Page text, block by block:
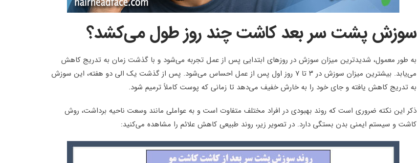
سوزش پشت سر بعد کاشت چند روز طول می‌کشد؟
به طور معمول، شدیدترین میزان سوزش در روزهای ابتدایی پس از عمل تجربه می‌شود و با گذشت زمان به تدریج کاهش
می‌یابد. بیشترین میزان سوزش در ۳ تا ۷ روز اول پس از عمل احساس می‌شود. پس از گذشت یک الی دو هفته، این سوزش
به تدریج کاهش یافته و جای خود را به خارش خفیف می‌دهد تا زمانی که پوست کاملاً ترمیم شود.
ذکر این نکته ضروری است که روند بهبودی در افراد مختلف متفاوت است و به عواملی مانند وسعت ناحیه برداشت، روش
کاشت و سیستم ایمنی بدن بستگی دارد. در تصویر زیر، روند طبیعی کاهش علائم را مشاهده می‌کنید: